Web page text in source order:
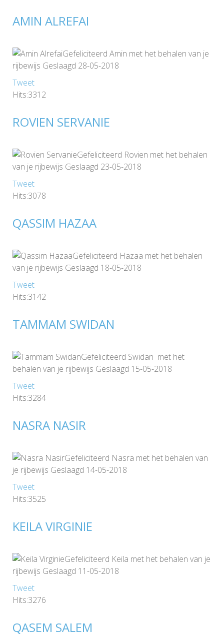
AMIN ALREFAI
Gefeliciteerd Amin met het behalen van je
rijbewijs Geslaagd 28-05-2018
Tweet
Hits:3312
ROVIEN SERVANIE
Gefeliciteerd Rovien met het behalen
van je rijbewijs Geslaagd 23-05-2018
Tweet
Hits:3078
QASSIM HAZAA
Gefeliciteerd Hazaa met het behalen
van je rijbewijs Geslaagd 18-05-2018
Tweet
Hits:3142
TAMMAM SWIDAN
Gefeliciteerd Swidan met het
behalen van je rijbewijs Geslaagd 15-05-2018
Tweet
Hits:3284
NASRA NASIR
Gefeliciteerd Nasra met het behalen van
je rijbewijs Geslaagd 14-05-2018
Tweet
Hits:3525
KEILA VIRGINIE
Gefeliciteerd Keila met het behalen van je
rijbewijs Geslaagd 11-05-2018
Tweet
Hits:3276
QASEM SALEM